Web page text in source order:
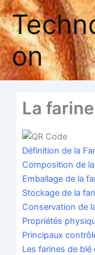
Aller
au
contenu
on
La farine
Défi­ni­tion de la
Com­po­si­tion de
Embal­lage de la
Sto­ckage de la
Conser­va­tion de
Pro­prié­tés
Prin­ci­paux
Les farines de